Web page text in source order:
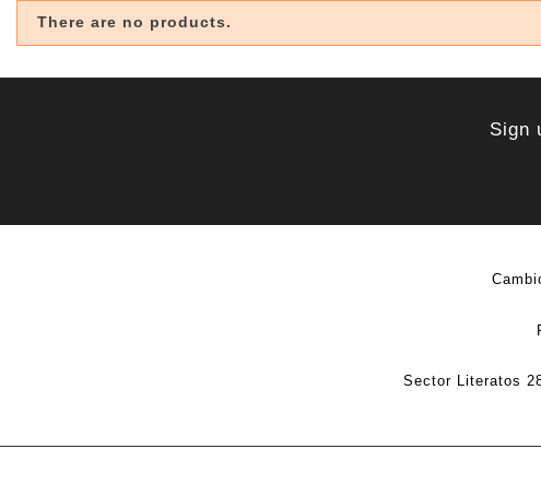
There are no products.
Sign
Sector Literatos